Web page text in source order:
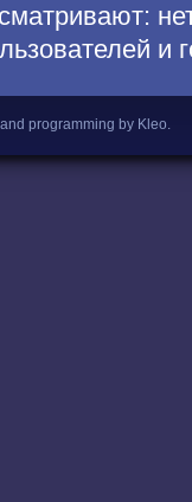
и
programming by Kleo.